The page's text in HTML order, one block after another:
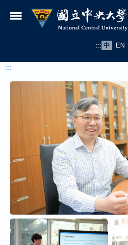
國立中央大學新聞網
::: 中 EN
:::